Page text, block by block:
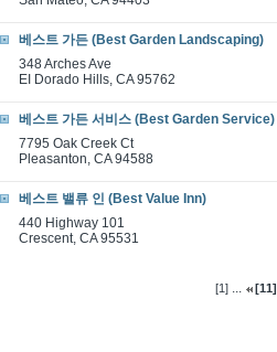
베스트 가든 (Best Garden Landscaping)
348 Arches Ave
EI Dorado Hills, CA 95762
베스트 가든 서비스 (Best Garden Service)
7795 Oak Creek Ct
Pleasanton, CA 94588
베스트 밸류 인 (Best Value Inn)
440 Highway 101
Crescent, CA 95531
[1] ... [11]